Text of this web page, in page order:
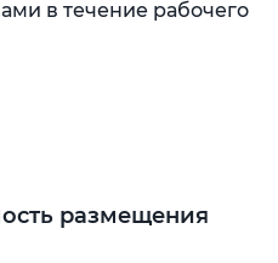
в течение рабочего
размещения